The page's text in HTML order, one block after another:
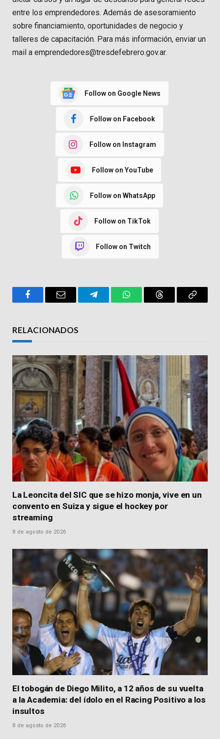
entre los emprendedores. Además de asesoramiento
sobre financiamiento, oportunidades de negocio y
talleres de capacitación. Para más información, enviar un
mail a emprendedores@tresdefebrero.gov.ar.
Follow on Google News
Follow on Facebook
Follow on Instagram
Follow on YouTube
Follow on WhatsApp
Follow on TikTok
Follow on Twitch
FacebookEmail TelegramWhatsAppThreads Copy
RELACIONADOS
La Leoncita del SIC que se hizo monja, vive en un
convento en Suiza y sigue el hockey por
streaming
8 de agosto de 2026
El tobogán de Diego Milito, a 12 años de su vuelta
a la Academia: del ídolo en el Racing Positivo a los
insultos
8 de agosto de 2026